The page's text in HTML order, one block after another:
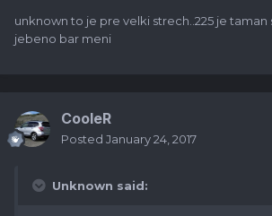
unknown to je pre velki strech..225 je
jebeno bar meni
CooleR
Posted January 24, 2017
Unknown said: